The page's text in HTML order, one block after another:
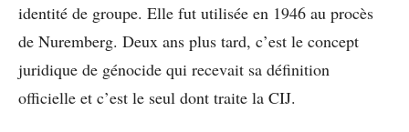
identité de groupe. Elle fut utilisée en 1946 au procès
de Nuremberg. Deux ans plus tard, c’est le concept
juridique de génocide qui recevait sa définition
officielle et c’est le seul dont traite la CIJ.